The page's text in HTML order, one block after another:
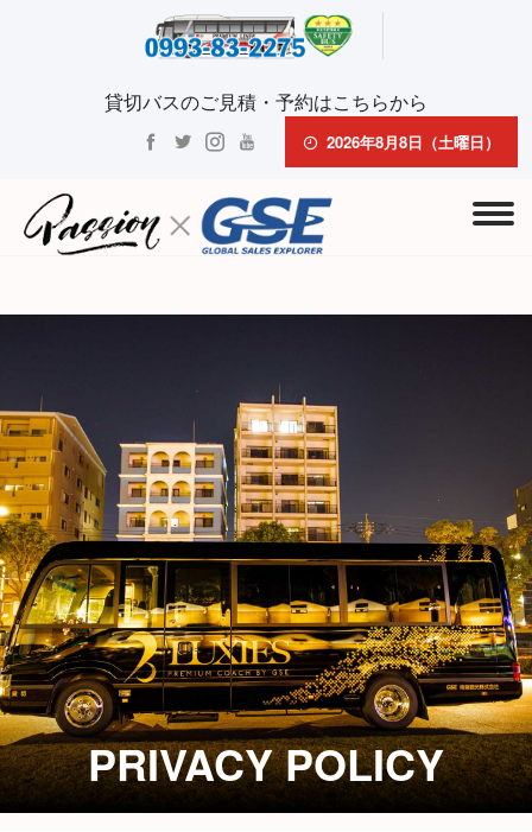
貸切バスのご見積・予約はこちらから
2026年8月8日（土曜日）
PRIVACY POLICY